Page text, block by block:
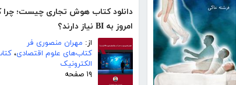
دانلود کتاب هوش تجاری چیست؛
امروز به BI نیاز دارند؟
از: مهران منصوری فر
کتاب‌های علوم اقتصادی،
الکترونیک
۱۹ صفحه